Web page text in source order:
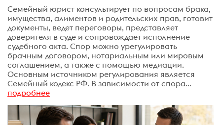
Семейный юрист консультирует по вопросам брака,
имущества, алиментов и родительских прав, готовит
документы, ведет переговоры, представляет
доверителя в суде и сопровождает исполнение
судебного акта. Спор можно урегулировать
брачным договором, нотариальным или мировым
соглашением, а также с помощью медиации.
Основным источником регулирования является
Семейный кодекс РФ. В зависимости от спора...
подробнее